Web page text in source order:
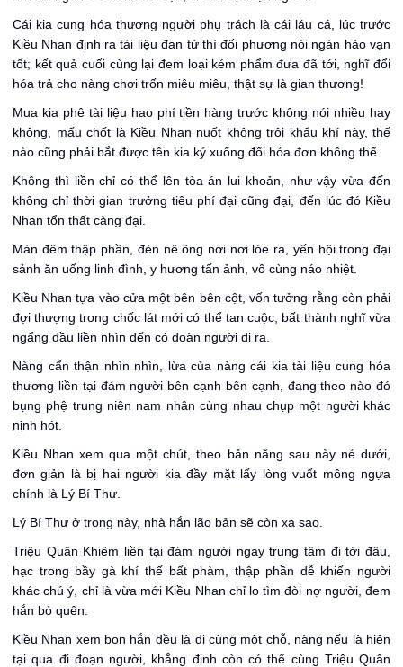
Cái kia cung hóa thương người phụ trách là cái láu cá, lúc trước
Kiều Nhan định ra tài liệu đan tử thì đối phương nói ngàn hảo vạn
tốt; kết quả cuối cùng lại đem loại kém phẩm đưa đã tới, nghĩ đổi
hóa trả cho nàng chơi trốn miêu miêu, thật sự là gian thương!
Mua kia phê tài liệu hao phí tiền hàng trước không nói nhiều hay
không, mấu chốt là Kiều Nhan nuốt không trôi khẩu khí này, thế
nào cũng phải bắt được tên kia ký xuống đổi hóa đơn không thể.
Không thì liền chỉ có thể lên tòa án lui khoản, như vậy vừa đến
không chỉ thời gian trưởng tiêu phí đại cũng đại, đến lúc đó Kiều
Nhan tổn thất càng đại.
Màn đêm thập phần, đèn nê ông nơi nơi lóe ra, yến hội trong đại
sảnh ăn uống linh đình, y hương tấn ảnh, vô cùng náo nhiệt.
Kiều Nhan tựa vào cửa một bên bên cột, vốn tưởng rằng còn phải
đợi thượng trong chốc lát mới có thể tan cuộc, bất thành nghĩ vừa
ngẩng đầu liền nhìn đến có đoàn người đi ra.
Nàng cẩn thận nhìn nhìn, lừa của nàng cái kia tài liệu cung hóa
thương liền tại đám người bên cạnh bên cạnh, đang theo nào đó
bụng phệ trung niên nam nhân cùng nhau chụp một người khác
nịnh hót.
Kiều Nhan xem qua một chút, theo bản năng sau này né dưới,
đơn giản là bị hai người kia đầy mặt lấy lòng vuốt mông ngựa
chính là Lý Bí Thư.
Lý Bí Thư ở trong này, nhà hắn lão bản sẽ còn xa sao.
Triệu Quân Khiêm liền tại đám người ngay trung tâm đi tới đâu,
hạc trong bầy gà khí thế bất phàm, thập phần dễ khiến người
khác chú ý, chỉ là vừa mới Kiều Nhan chỉ lo tìm đòi nợ người, đem
hắn bỏ quên.
Kiều Nhan xem bọn hắn đều là đi cùng một chỗ, nàng nếu là hiện
tại qua đi đoạn người, khẳng định còn có thể cùng Triệu Quân